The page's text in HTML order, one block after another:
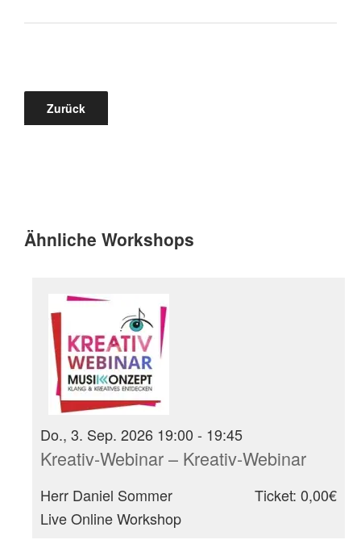
Zurück
Ähnliche Workshops
Do., 3. Sep. 2026 19:00 - 19:45
Kreativ-Webinar – Kreativ-Webinar
Herr Daniel Sommer
Live Online Workshop
Ticket: 0,00€